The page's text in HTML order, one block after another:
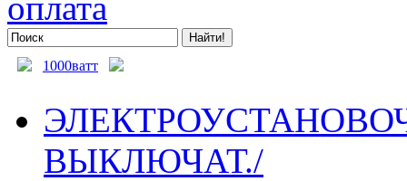
1000ватт
ВЫКЛЮЧАТ./